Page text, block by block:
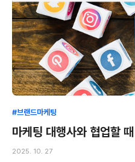
#브랜드마케팅
마케팅 대행사와 협업할
2025. 10. 27